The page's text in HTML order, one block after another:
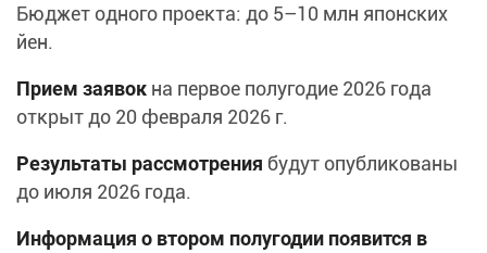
Бюджет одного проекта: до 5–10 млн японских
йен.
Прием заявок на первое полугодие 2026 года
открыт до 20 февраля 2026 г.
Результаты рассмотрения будут опубликованы
до июля 2026 года.
Информация о втором полугодии появится в